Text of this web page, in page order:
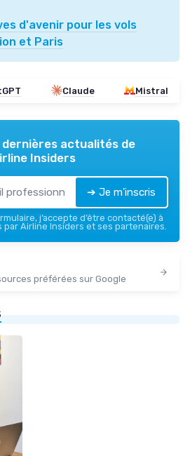
d'avenir pour les vols
et Paris
Claude Mistral
dernières actualités de
Insiders
➔ Je m'inscris
j’accepte d’être contacté(e) à
par Airline Insiders et ses partenaires.
préférées sur Google